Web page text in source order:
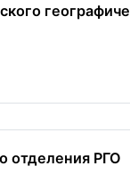
отделения РГО